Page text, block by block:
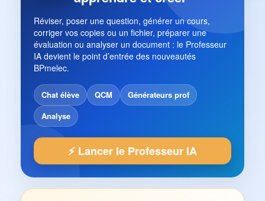
Réviser, poser une question, générer un cours,
corriger vos copies ou un fichier, préparer une
évaluation ou analyser un document : le Professeur
IA devient le point d’entrée des nouveautés
BPmelec.
Chat élève QCM
Générateurs prof
Analyse
⚡ Lancer le Professeur IA